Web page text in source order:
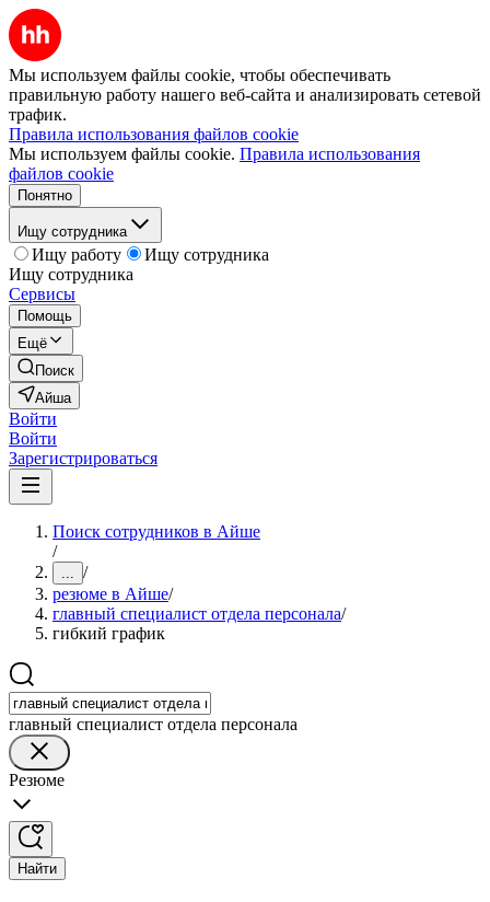
Мы используем файлы cookie, чтобы обеспечивать
правильную работу нашего веб-сайта и анализировать сетевой
трафик.
Правила использования файлов cookie
Мы используем файлы cookie. Правила использования
файлов cookie
Понятно
Ищу сотрудника
Ищу работу
Ищу сотрудника
Ищу сотрудника
Сервисы
Помощь
Ещё
Поиск
Айша
Войти
Войти
Зарегистрироваться
Поиск сотрудников в Айше
/
... /
резюме в Айше/
главный специалист отдела персонала/
гибкий график
главный специалист отдела персонала
Резюме
Найти